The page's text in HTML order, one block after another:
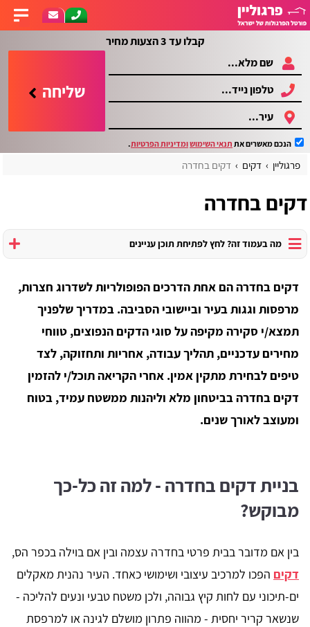
קבלו עד 3 הצעות מחיר
שליחה
הנכם מאשרים את תנאי השימושומדיניות הפרטיות.
פרגוליין דקים דקים בחדרה
דקים בחדרה
מה בעמוד זה? לחץ לפתיחת תוכן עניינים
דקים בחדרה הם אחת הדרכים הפופולריות לשדרוג חצרות,
מרפסות וגגות בעיר וביישובי הסביבה. במדריך שלפניך
תמצא/י סקירה מקיפה על סוגי הדקים הנפוצים, טווחי
מחירים עדכניים, תהליך עבודה, אחריות ותחזוקה, לצד
טיפים לבחירת מתקין אמין. אחרי הקריאה תוכל/י להזמין
דקים בחדרה בביטחון מלא וליהנות ממשטח עמיד, בטוח
ומעוצב לאורך שנים.
בניית דקים בחדרה - למה זה כל-כך
מבוקש?
בין אם מדובר בבית פרטי בחדרה עצמה ובין אם בוילה בכפר הס,
דקים הפכו למרכיב עיצובי ושימושי כאחד. העיר נהנית מאקלים
ים-תיכוני עם לחות קיץ גבוהה, ולכן משטח טבעי ונעים להליכה -
שנשאר קריר יחסית - מהווה פתרון מושלם לגינה או למרפסת